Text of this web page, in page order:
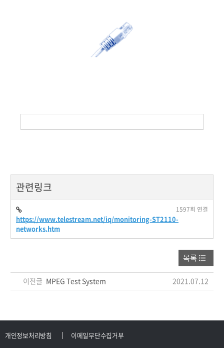
관련링크
https://www.telestream.net/iq/monitoring-ST2110-
networks.htm
1597회 연결
목록
이전글 MPEG Test System 2021.07.12
개인정보처리방침 이메일무단수집거부